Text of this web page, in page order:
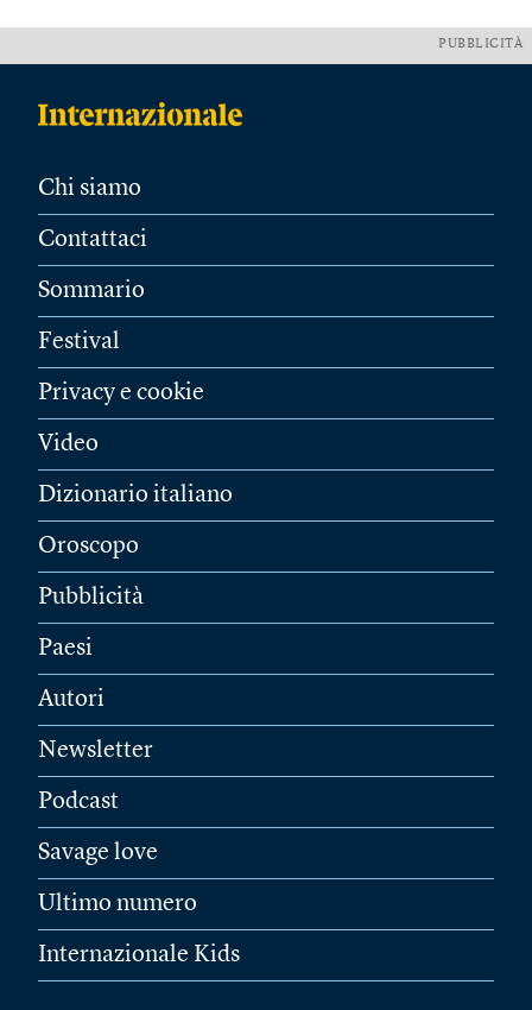
PUBBLICITÀ
Chi siamo
Contattaci
Sommario
Festival
Privacy e cookie
Video
Dizionario italiano
Oroscopo
Pubblicità
Paesi
Autori
Newsletter
Podcast
Savage love
Ultimo numero
Internazionale Kids